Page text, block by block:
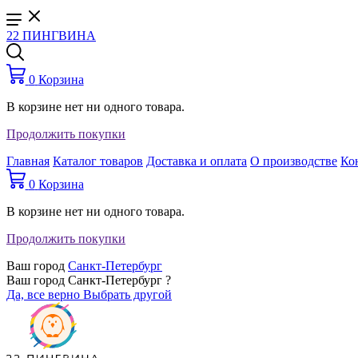
22 ПИНГВИНА
0 Корзина
В корзине нет ни одного товара.
Продолжить покупки
Главная Каталог товаров Доставка и оплата О производстве
0 Корзина
В корзине нет ни одного товара.
Продолжить покупки
Ваш город Санкт-Петербург
Ваш город Санкт-Петербург ?
Да, все верно Выбрать другой